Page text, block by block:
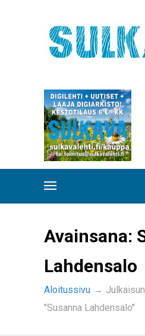
Avainsana:
Lahdensalo
Aloitussivu →
"Susanna Lahdensalo"